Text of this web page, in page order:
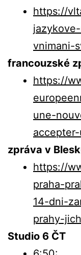
https://
vnimani-
francouzské
https://
une-
zpráva v
https://
praha-
14-dni-
prahy-
Studio 6 ČT